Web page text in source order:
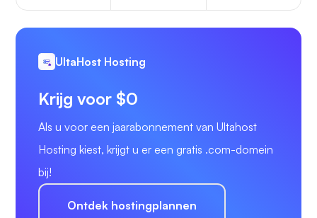
UltaHost Hosting
Krijg voor $0
Als u voor een jaarabonnement van Ultahost
Hosting kiest, krijgt u er een gratis .com-domein
bij!
Ontdek hostingplannen